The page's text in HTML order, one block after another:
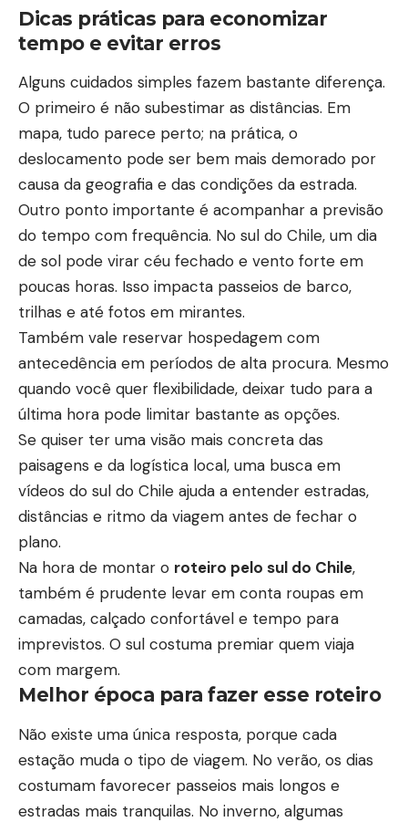
Dicas práticas para economizar
tempo e evitar erros
Alguns cuidados simples fazem bastante diferença.
O primeiro é não subestimar as distâncias. Em
mapa, tudo parece perto; na prática, o
deslocamento pode ser bem mais demorado por
causa da geografia e das condições da estrada.
Outro ponto importante é acompanhar a previsão
do tempo com frequência. No sul do Chile, um dia
de sol pode virar céu fechado e vento forte em
poucas horas. Isso impacta passeios de barco,
trilhas e até fotos em mirantes.
Também vale reservar hospedagem com
antecedência em períodos de alta procura. Mesmo
quando você quer flexibilidade, deixar tudo para a
última hora pode limitar bastante as opções.
Se quiser ter uma visão mais concreta das
paisagens e da logística local, uma busca em
vídeos do sul do Chile ajuda a entender estradas,
distâncias e ritmo da viagem antes de fechar o
plano.
Na hora de montar o roteiro pelo sul do Chile,
também é prudente levar em conta roupas em
camadas, calçado confortável e tempo para
imprevistos. O sul costuma premiar quem viaja
com margem.
Melhor época para fazer esse roteiro
Não existe uma única resposta, porque cada
estação muda o tipo de viagem. No verão, os dias
costumam favorecer passeios mais longos e
estradas mais tranquilas. No inverno, algumas